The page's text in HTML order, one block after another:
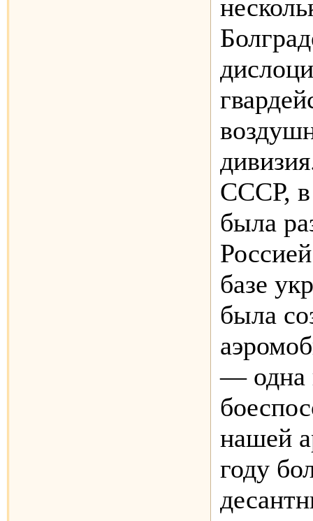
СССР, в
была
базе
была
— одна
нашей
году